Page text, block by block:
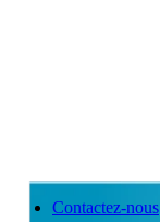
Contactez-nous